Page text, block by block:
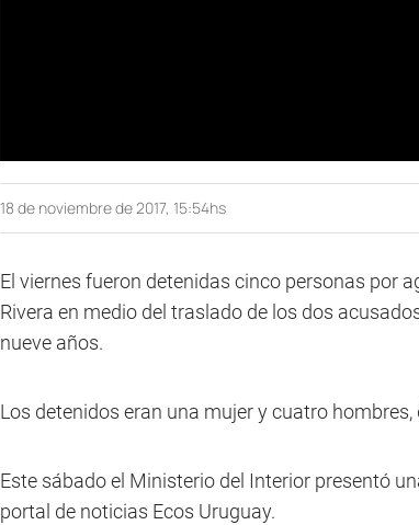
18 de noviembre de 2017, 15:54hs
El viernes fueron detenidas cinco personas por
Rivera en medio del traslado de los dos
nueve años.
Los detenidos eran una mujer y cuatro
Este sábado el Ministerio del Interior presentó
portal de noticias Ecos Uruguay.